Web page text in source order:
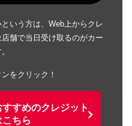
いう方は、Web上からクレ
舗で当日受け取るのがカー
をクリック！
すめのクレジット
こちら